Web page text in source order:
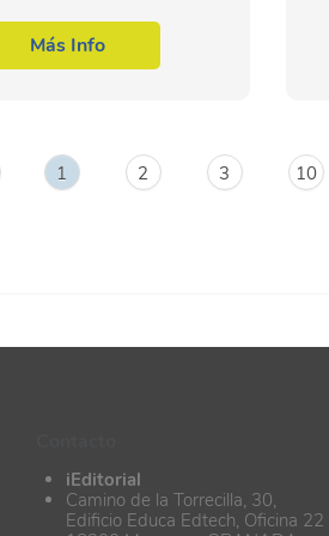
crecimiento y con una gran
Más Info
1 2 3 10
iEditorial
Camino de la Torrecilla, 30,
Edificio Educa Edtech, Oficina 22